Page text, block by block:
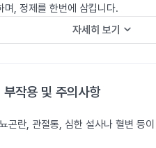
며, 정제를 한번에 삼킵니다.
자세히 보기 keyboard_arrow_down
부작용 및 주의사항
곤란, 관절통, 심한 설사나 혈변 등